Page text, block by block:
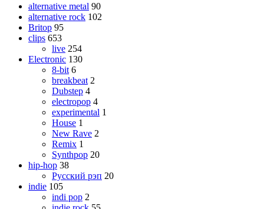
alternative metal 90
alternative rock 102
Britop 95
clips 653
live 254
Electronic 130
8-bit 6
breakbeat 2
Dubstep 4
electropop 4
experimental 1
House 1
New Rave 2
Remix 1
Synthpop 20
hip-hop 38
Русский рэп 20
indie 105
indi pop 2